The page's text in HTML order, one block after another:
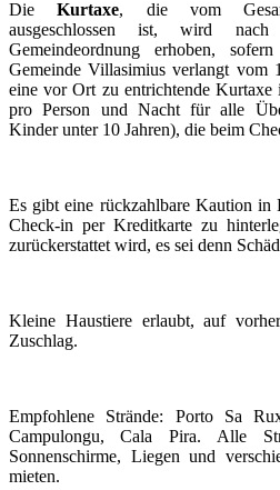
DieKurtaxe, die vom
ausgeschlossen ist, wird
Gemeindeordnung erhoben,
Gemeinde Villasimius verlangt
eine vor Ort zu entrichtende
pro Person und Nacht für alle
Kinder unter 10 Jahren), die beim
Es gibt eine rückzahlbare Kaution
Check-in per Kreditkarte zu
zurückerstattet wird, es sei denn
Kleine Haustiere erlaubt, auf
Zuschlag.
Empfohlene Strände: Porto Sa
Campulongu, Cala Pira. Alle
Sonnenschirme, Liegen und
mieten.